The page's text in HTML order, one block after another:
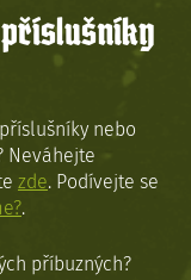
nebo
Neváhejte
zde. Podívejte se
.
příbuzných?